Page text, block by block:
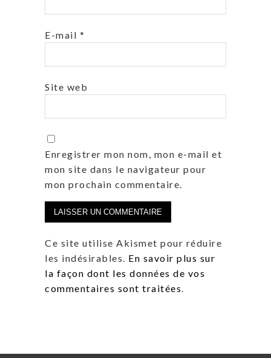
E-mail *
Site web
Enregistrer mon nom, mon e-mail et
mon site dans le navigateur pour
mon prochain commentaire.
Ce site utilise Akismet pour réduire
les indésirables. En savoir plus sur
la façon dont les données de vos
commentaires sont traitées.